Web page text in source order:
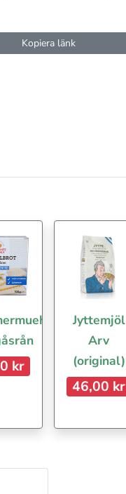
Kopiera länk
kr
Jyttemjöl
Arv
(original)
46,00 kr